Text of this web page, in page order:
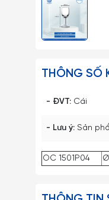
THÔNG SỐ
- ĐVT: Cái
- Lưu ý: Sản
OC 1501P04